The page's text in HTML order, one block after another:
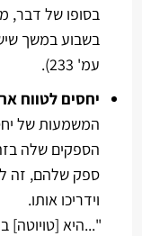
בסופו של דבר,
בשבוע במשך
עמ' 233).
יחסים לטווח
המשמעות של
הספקים שלה
ספק שלהם, זה
וידריכו אותו.
"...היא [טויוטה]